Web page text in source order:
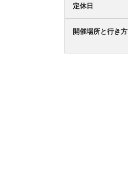
定休日
開催場所と行き方